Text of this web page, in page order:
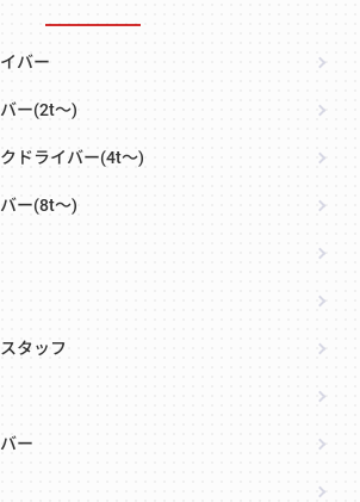
バー
ー(2t～)
ドライバー(4t～)
ー(8t～)
タッフ
ー